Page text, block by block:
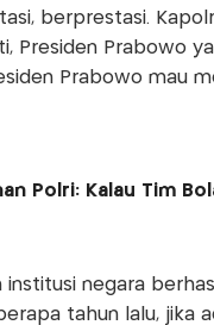
berprestasi.
Presiden Prabowo
Prabowo mau
Polri: Kalau Tim
negara
tahun lalu, jika